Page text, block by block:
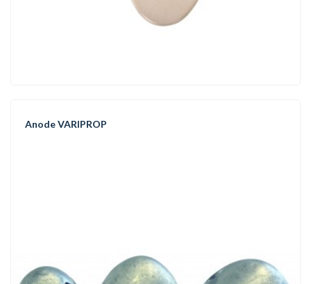
Anode VARIPROP